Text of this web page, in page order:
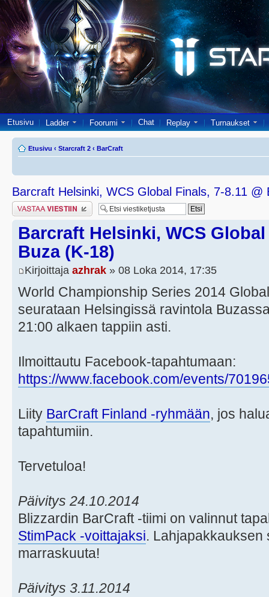
Etusivu Ladder Foorumi Chat Replay Turnaukset
Etusivu ‹ Starcraft 2 ‹ BarCraft
Barcraft Helsinki, WCS Global Finals, 7-8.11 @
Lähetä vastaus
Barcraft Helsinki, WCS Global
Buza (K-18)
Kirjoittaja azhrak » 08 Loka 2014, 17:35
World Championship Series 2014
seurataan Helsingissä ravintola
21:00 alkaen tappiin asti.
Ilmoittautu Facebook-tapahtumaan:
https://www.facebook.com/events/
Liity BarCraft Finland -ryhmään, jos
tapahtumiin.
Tervetuloa!
Päivitys 24.10.2014
Blizzardin BarCraft -tiimi on valinnut
StimPack -voittajaksi. Lahjapakkauksen
marraskuuta!
Päivitys 3.11.2014